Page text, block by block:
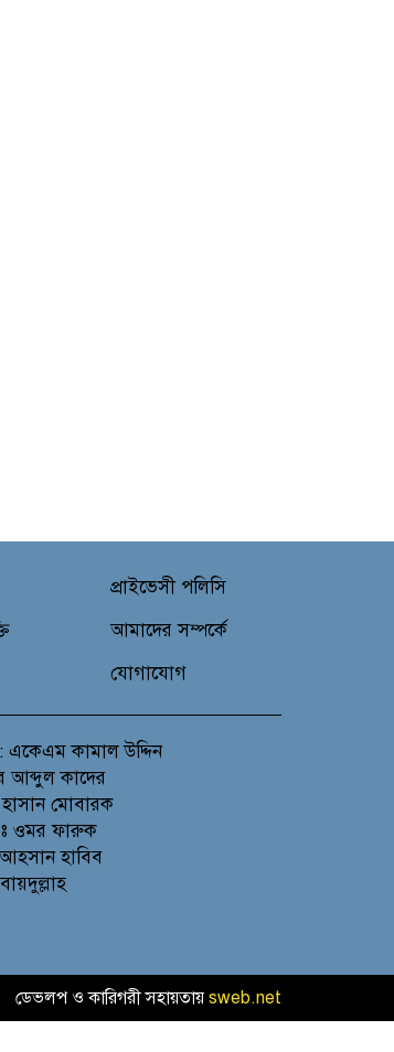
প্রাইভেসী পলিসি
আমাদের সম্পর্কে
যোগাযোগ
একেএম কামাল উদ্দিন
আব্দুল কাদের
মোবারক
ওমর ফারুক
হাবিব
ডেভলপ ও কারিগরী সহায়তায়sweb.net